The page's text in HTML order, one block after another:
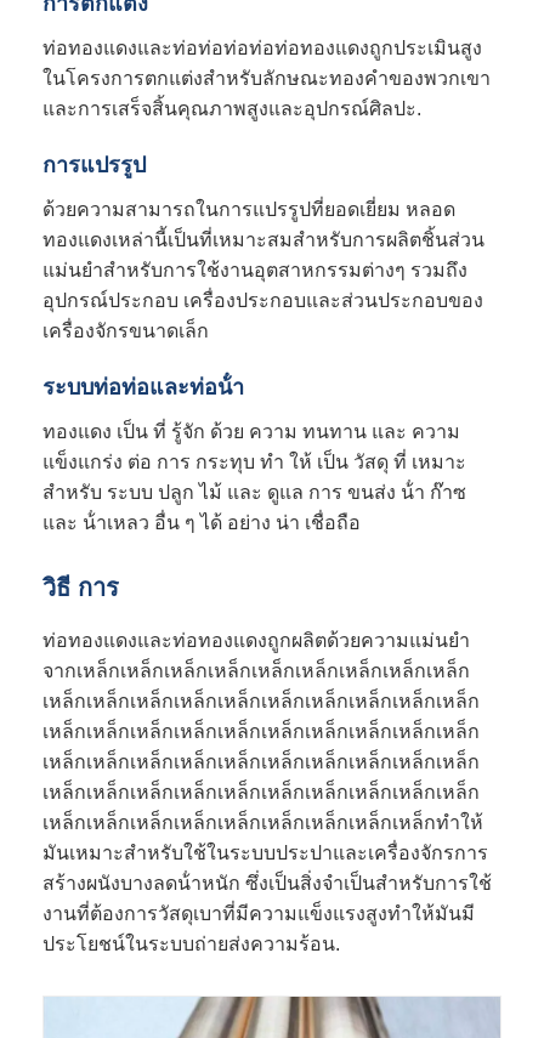
ท่อทองแดงและท่อท่อท่อท่อท่อทองแดงถูกประเมินสูง
ในโครงการตกแต่งสําหรับลักษณะทองคําของพวกเขา
และการเสร็จสิ้นคุณภาพสูงและอุปกรณ์ศิลปะ.
การแปรรูป
ด้วยความสามารถในการแปรรูปที่ยอดเยี่ยม หลอด
ทองแดงเหล่านี้เป็นที่เหมาะสมสําหรับการผลิตชิ้นส่วน
แม่นยําสําหรับการใช้งานอุตสาหกรรมต่างๆ รวมถึง
อุปกรณ์ประกอบ เครื่องประกอบและส่วนประกอบของ
เครื่องจักรขนาดเล็ก
ระบบท่อท่อและท่อน้ํา
ทองแดง เป็น ที่ รู้จัก ด้วย ความ ทนทาน และ ความ
แข็งแกร่ง ต่อ การ กระทุบ ทํา ให้ เป็น วัสดุ ที่ เหมาะ
สําหรับ ระบบ ปลูก ไม้ และ ดูแล การ ขนส่ง น้ํา ก๊าซ
และ น้ําเหลว อื่น ๆ ได้ อย่าง น่า เชื่อถือ
วิธี การ
ท่อทองแดงและท่อทองแดงถูกผลิตด้วยความแม่นยํา
จากเหล็กเหล็กเหล็กเหล็กเหล็กเหล็กเหล็กเหล็กเหล็ก
เหล็กเหล็กเหล็กเหล็กเหล็กเหล็กเหล็กเหล็กเหล็กเหล็ก
เหล็กเหล็กเหล็กเหล็กเหล็กเหล็กเหล็กเหล็กเหล็กเหล็ก
เหล็กเหล็กเหล็กเหล็กเหล็กเหล็กเหล็กเหล็กเหล็กเหล็ก
เหล็กเหล็กเหล็กเหล็กเหล็กเหล็กเหล็กเหล็กเหล็กเหล็ก
เหล็กเหล็กเหล็กเหล็กเหล็กเหล็กเหล็กเหล็กเหล็กทําให้
มันเหมาะสําหรับใช้ในระบบประปาและเครื่องจักรการ
สร้างผนังบางลดน้ําหนัก ซึ่งเป็นสิ่งจําเป็นสําหรับการใช้
งานที่ต้องการวัสดุเบาที่มีความแข็งแรงสูงทําให้มันมี
ประโยชน์ในระบบถ่ายส่งความร้อน.